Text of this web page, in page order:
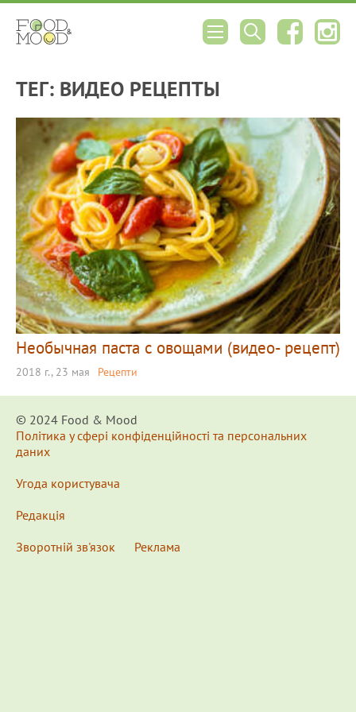
ТЕГ: ВИДЕО РЕЦЕПТЫ
Необычная паста с овощами (видео- рецепт)
2018 г., 23 мая Рецепти
© 2024 Food & Мood
Політика у сфері конфіденційності та персональних
даних
Угода користувача
Редакція
Зворотній зв'язок
Реклама